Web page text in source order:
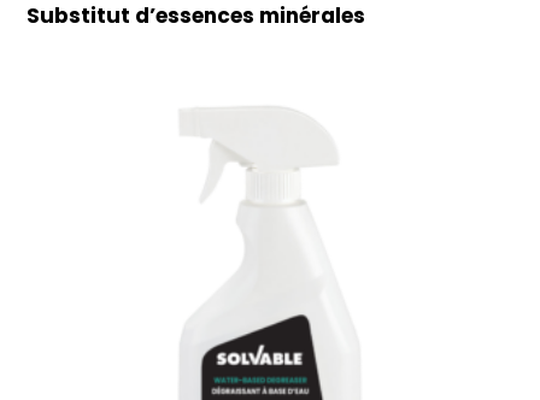
Substitut d’essences minérales